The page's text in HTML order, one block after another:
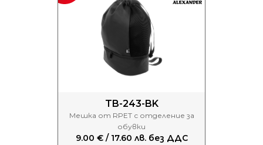
TB-243-BK
Мешка от RPET с отделение за
обувки
9.00 € / 17.60 лв. без ДДС